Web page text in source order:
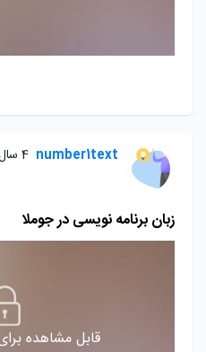
number1text 4 سال پیش
زبان برنامه نویسی در جوملا
قابل مشاهده